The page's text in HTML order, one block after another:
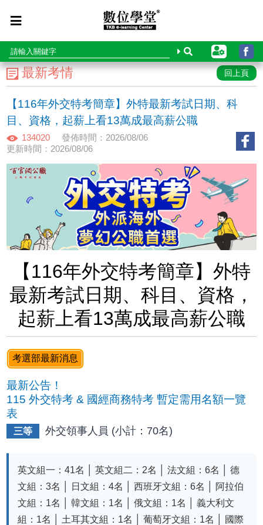
最新考情 回上頁
【116年外交特考簡章】外特最新考試日期、科
目、資格，起薪上看13萬成最高薪公職
134020
發佈時間：2026/08/06
更新時間：2026/08/06
【116年外交特考簡章】外特
最新考試日期、科目、資格，
起薪上看13萬成最高薪公職
考選部最新消息
最新公告！
115 外交特考 & 國經商務特考 暫定需用名額一覽
表
三等 外交領事人員 (小計：70名)
英文組一：41名 │ 英文組二： 2名 │ 法文組：6名 │ 德
文組：3名 │ 日文組：4名 │ 西班牙文組：6名 │ 阿拉伯
文組： 1名 │ 韓文組： 1名 │ 俄文組： 1名 │ 義大利文
組： 1名 │ 土耳其文組： 1名 │ 葡萄牙文組： 1名 │ 國際